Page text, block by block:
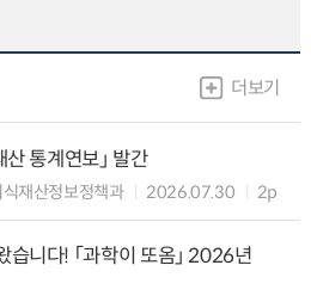
더보기
통계연보」 발간
재산정보정책과 2026.07.30 2p
니다! 「과학이 또옴」 2026년